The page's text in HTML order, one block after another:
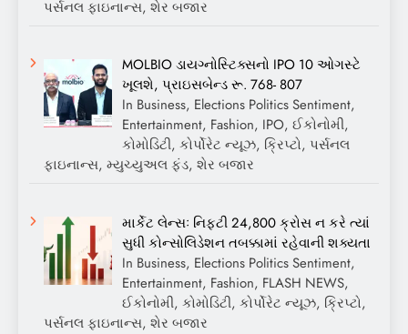
પર્સનલ ફાઇનાન્સ, શેર બજાર
MOLBIO ડાયગ્નોસ્ટિક્સનો IPO 10 ઓગસ્ટે
ખૂલશે, પ્રાઇસબેન્ડ રૂ. 768- 807
In Business, Elections Politics Sentiment,
Entertainment, Fashion, IPO, ઈકોનોમી,
કોમોડિટી, કોર્પોરેટ ન્યૂઝ, ક્રિપ્ટો, પર્સનલ
ફાઇનાન્સ, મ્યુચ્યુઅલ ફંડ, શેર બજાર
માર્કેટ લેન્સઃ નિફ્ટી 24,800 ક્રોસ ન કરે ત્યાં
સુધી કોન્સોલિડેશન તબક્કામાં રહેવાની શક્યતા
In Business, Elections Politics Sentiment,
Entertainment, Fashion, FLASH NEWS,
ઈકોનોમી, કોમોડિટી, કોર્પોરેટ ન્યૂઝ, ક્રિપ્ટો,
પર્સનલ ફાઇનાન્સ, શેર બજાર